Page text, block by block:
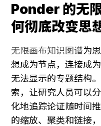
Ponder 的无
何彻底改变思
无限画布知识图谱为
想成为节点，连接成
无法显示的专题结构
索，让研究人员可以
化地追踪论证随时间
的缩放、聚类和链接